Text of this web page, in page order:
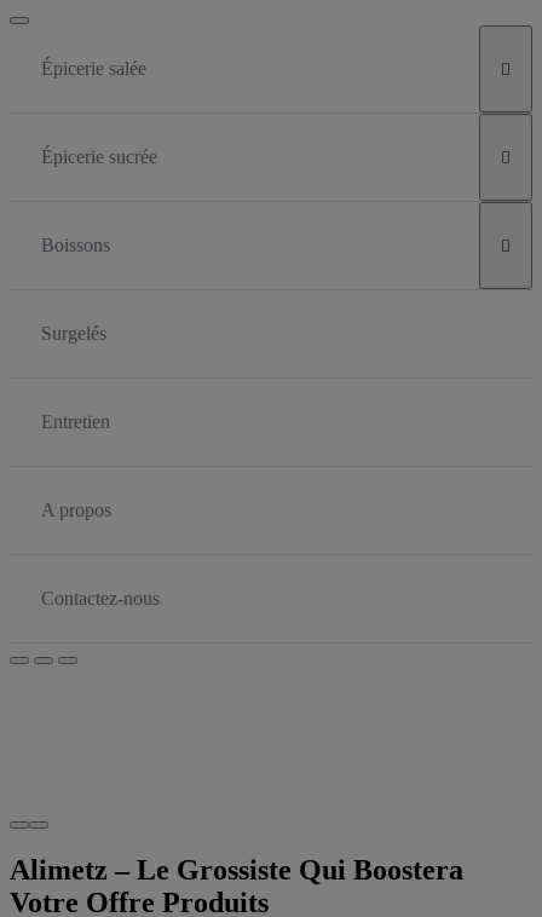
Épicerie salée 
Épicerie sucrée 
Boissons 
Surgelés
Entretien
A propos
Contactez-nous
Alimetz – Le Grossiste Qui Boostera
Votre Offre Produits